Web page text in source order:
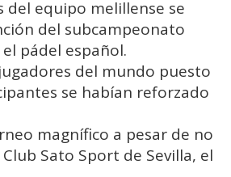
del equipo melillense se
del subcampeonato
pádel español.
del mundo puesto
se habían reforzado
magnífico a pesar de no
Sato Sport de Sevilla, el